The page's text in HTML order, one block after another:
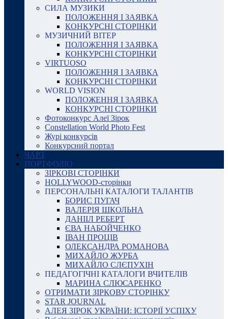
СИЛА МУЗИКИ
ПОЛОЖЕННЯ І ЗАЯВКА
КОНКУРСНІ СТОРІНКИ
МУЗИЧНИЙ ВІТЕР
ПОЛОЖЕННЯ І ЗАЯВКА
КОНКУРСНІ СТОРІНКИ
VIRTUOSO
ПОЛОЖЕННЯ І ЗАЯВКА
КОНКУРСНІ СТОРІНКИ
WORLD VISION
ПОЛОЖЕННЯ І ЗАЯВКА
КОНКУРСНІ СТОРІНКИ
Фотоконкурс Алеї Зірок
Constellation World Photo Fest
Журі конкурсів
Конкурсний портал
ЧАРТ
ПОРТФОЛІО
ЗІРКОВІ СТОРІНКИ
HOLLYWOOD-сторінки
ПЕРСОНАЛЬНІ КАТАЛОГИ ТАЛАНТІВ
БОРИС ПУГАЧ
ВАЛЕРІЯ ШКОЛЬНА
ДАНІІЛ РЕБЕРТ
ЄВА НАБОЙЧЕНКО
ІВАН ПРОЦІВ
ОЛЕКСАНДРА РОМАНОВА
МИХАЙЛО ЖУРБА
МИХАЙЛО СЛЄПУХІН
ПЕДАГОГІЧНІ КАТАЛОГИ ВЧИТЕЛІВ
МАРИНА СЛЮСАРЕНКО
ОТРИМАТИ ЗІРКОВУ СТОРІНКУ
STAR JOURNAL
АЛЕЯ ЗІРОК УКРАЇНИ: ІСТОРІЇ УСПІХУ